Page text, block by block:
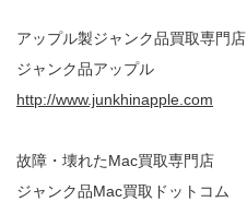
アップル製ジャンク品買取専門店
ジャンク品アップル
http://www.junkhinapple.com
故障・壊れたMac買取専門店
ジャンク品Mac買取ドットコム